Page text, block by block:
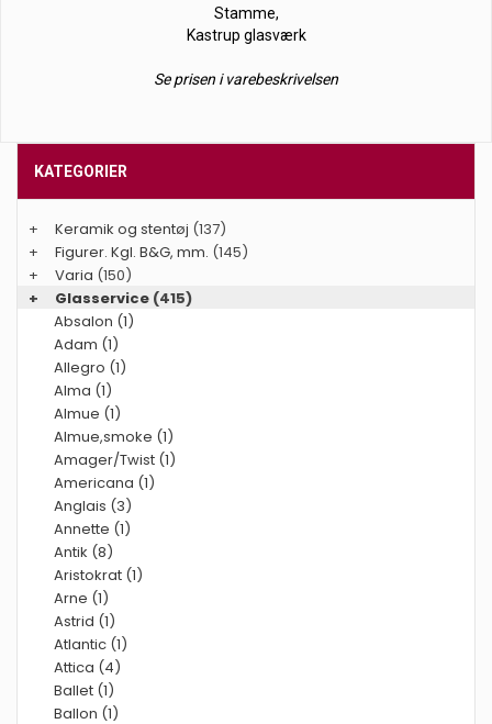
Stamme,
Kastrup glasværk
Se prisen i varebeskrivelsen
KATEGORIER
+ Keramik og stentøj (137)
+
Figurer. Kgl. B&G, mm. (145)
+
Varia (150)
+
Glasservice (415)
Absalon (1)
Adam (1)
Allegro (1)
Alma (1)
Almue (1)
Almue,smoke (1)
Amager/Twist (1)
Americana (1)
Anglais (3)
Annette (1)
Antik (8)
Aristokrat (1)
Arne (1)
Astrid (1)
Atlantic (1)
Attica (4)
Ballet (1)
Ballon (1)